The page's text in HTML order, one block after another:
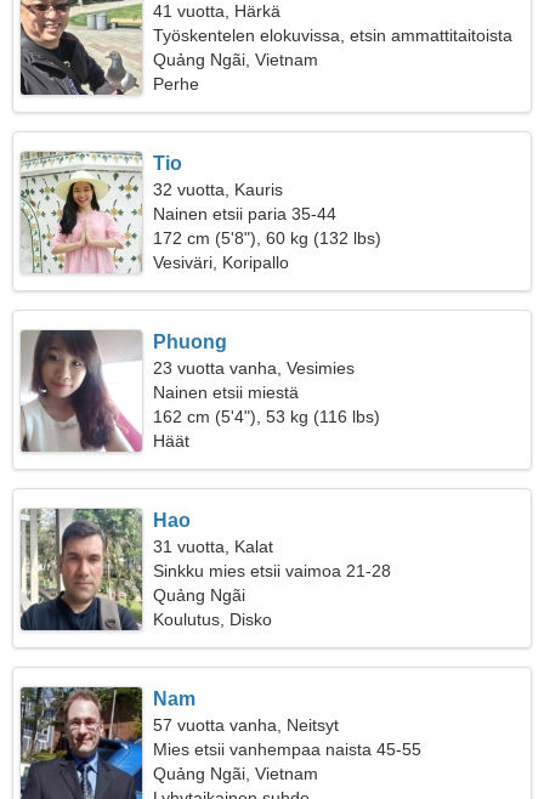
41 vuotta, Härkä
Työskentelen elokuvissa, etsin ammattitaitoista
naista
Quảng Ngãi, Vietnam
Perhe
Tio
32 vuotta, Kauris
Nainen etsii paria 35-44
172 cm (5'8"), 60 kg (132 lbs)
Vesiväri, Koripallo
Phuong
23 vuotta vanha, Vesimies
Nainen etsii miestä
162 cm (5'4"), 53 kg (116 lbs)
Häät
Hao
31 vuotta, Kalat
Sinkku mies etsii vaimoa 21-28
Quảng Ngãi
Koulutus, Disko
Nam
57 vuotta vanha, Neitsyt
Mies etsii vanhempaa naista 45-55
Quảng Ngãi, Vietnam